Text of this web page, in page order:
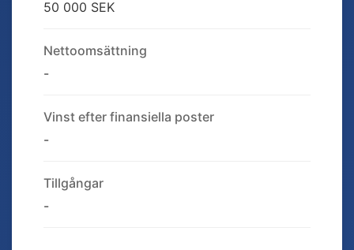
50 000 SEK
Nettoomsättning
-
Vinst efter finansiella poster
-
Tillgångar
-